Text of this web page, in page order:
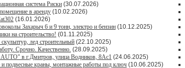
система Риски (30.07.2026)
в аренду (10.02.2026)
(16.01.2026)
Захарыч 6 и 9 тонн, электро и бензин (10.12.2025)
на строительство! (01.11.2025)
лед строительный (22.10.2025)
Срочно. Качественно. (28.09.2025)
в г.Дмитров, улица Водников, 8Ас1 (24.06.2025)
подвесные краны, монтажные работы под ключ (10.06.2025)